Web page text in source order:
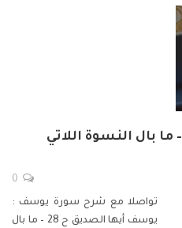
يوسف أيها الصديق ح 28 – ما بال النسوة اللاتي
تواصلا مع شرح سورة يوسف :
يوسف أيها الصديق ح 28 – ما بال